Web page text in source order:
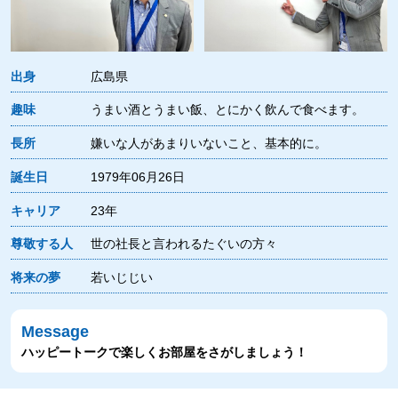
出身 広島県
趣味 うまい酒とうまい飯、とにかく飲んで食べます。
長所 嫌いな人があまりいないこと、基本的に。
誕生日 1979年06月26日
キャリア 23年
尊敬する人 世の社長と言われるたぐいの方々
将来の夢 若いじじい
Message
ハッピートークで楽しくお部屋をさがしましょう！